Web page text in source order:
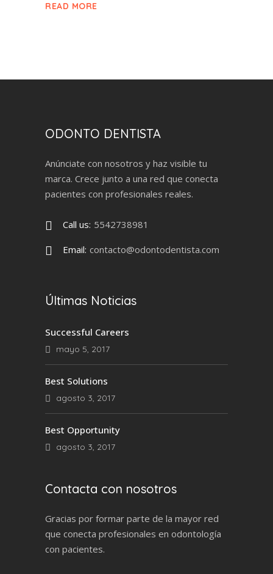
READ MORE
ODONTO DENTISTA
Anúnciate con nosotros y haz visible tu
marca. Crece junto a una red que conecta
pacientes con profesionales reales.
Call us: 5542738981
Email: contacto@odontodentista.com
Últimas Noticias
Successful Careers
mayo 5, 2017
Best Solutions
agosto 3, 2017
Best Opportunity
agosto 3, 2017
Contacta con nosotros
Gracias por formar parte de la mayor red
que conecta profesionales en odontología
con pacientes.